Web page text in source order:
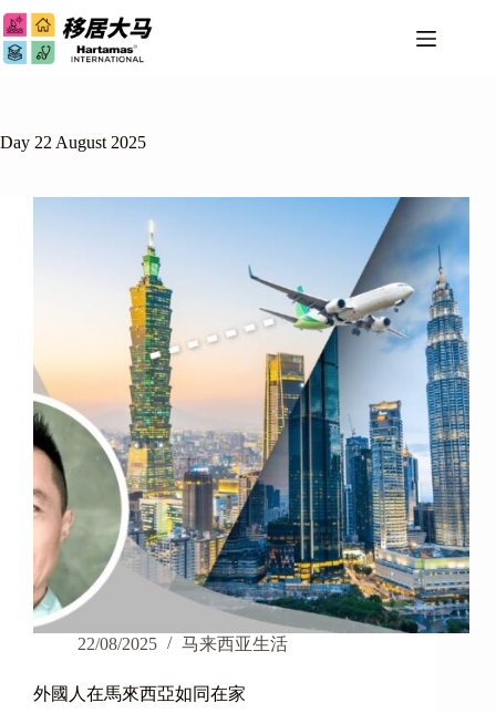
Day 22 August 2025
22/08/2025 马来西亚生活
外國人在馬來西亞如同在家